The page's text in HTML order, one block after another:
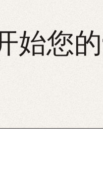
始您